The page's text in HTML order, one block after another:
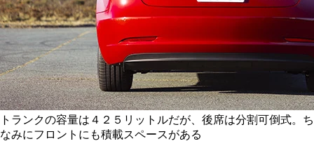
トランクの容量は４２５リットルだが、後席は分割可倒式。ち
なみにフロントにも積載スペースがある